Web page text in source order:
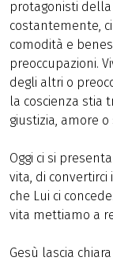
protagonisti della
costantemente,
comodità e
preoccupazioni.
degli altri o
la coscienza stia
giustizia, amore
Oggi ci si
vita, di
che Lui ci
vita mettiamo a
Gesù lascia